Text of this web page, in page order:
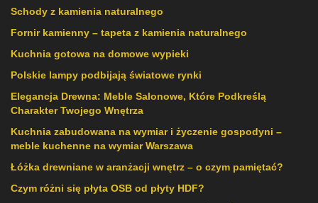
Schody z kamienia naturalnego
Fornir kamienny – tapeta z kamienia naturalnego
Kuchnia gotowa na domowe wypieki
Polskie lampy podbijają światowe rynki
Elegancja Drewna: Meble Salonowe, Które Podkreślą
Charakter Twojego Wnętrza
Kuchnia zabudowana na wymiar i życzenie gospodyni –
meble kuchenne na wymiar Warszawa
Łóżka drewniane w aranżacji wnętrz – o czym pamiętać?
Czym różni się płyta OSB od płyty HDF?